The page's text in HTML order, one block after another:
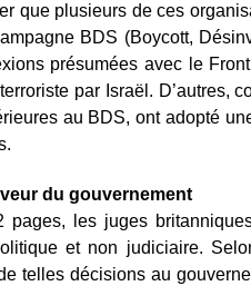
que plusieurs de ces
BDS (Boycott,
présumées avec le
par Israël. D’autres,
au BDS, ont adopté
du gouvernement
pages, les juges
et non judiciaire.
telles décisions au